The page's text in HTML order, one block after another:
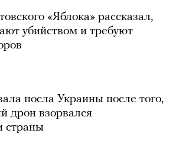
«Яблока» рассказал,
убийством и требуют
посла Украины после того,
дрон взорвался
страны